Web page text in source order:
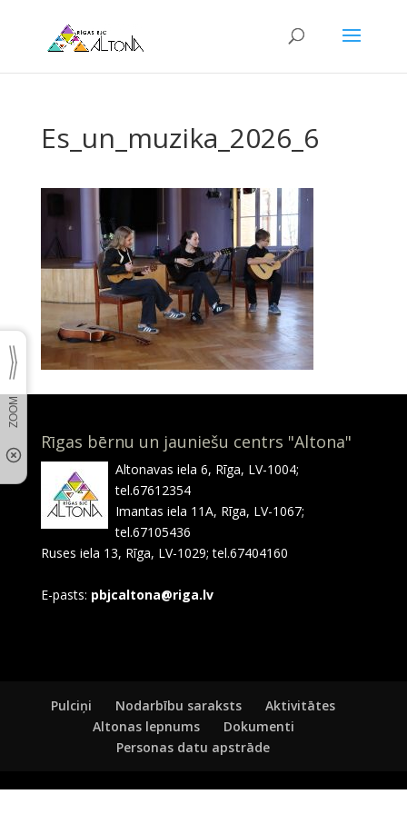
Es_un_muzika_2026_6
Rīgas bērnu un jauniešu centrs "Altona"
Altonavas iela 6, Rīga, LV-1004;
tel.67612354
Imantas iela 11A, Rīga, LV-1067;
tel.67105436
Ruses iela 13, Rīga, LV-1029; tel.67404160
E-pasts: pbjcaltona@riga.lv
Pulciņi Nodarbību saraksts
Aktivitātes
Altonas lepnums
Dokumenti
Personas datu apstrāde